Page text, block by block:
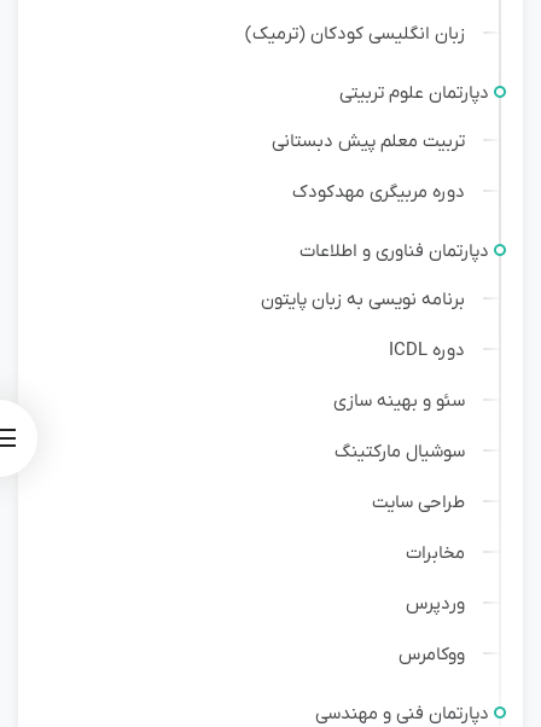
زبان انگلیسی کودکان (ترمیک)
دپارتمان علوم تربیتی
تربیت معلم پیش دبستانی
دوره مربیگری مهدکودک
دپارتمان فناوری و اطلاعات
برنامه نویسی به زبان پایتون
دوره ICDL
سئو و بهینه سازی
سوشیال مارکتینگ
طراحی سایت
مخابرات
وردپرس
ووکامرس
دپارتمان فنی و مهندسی